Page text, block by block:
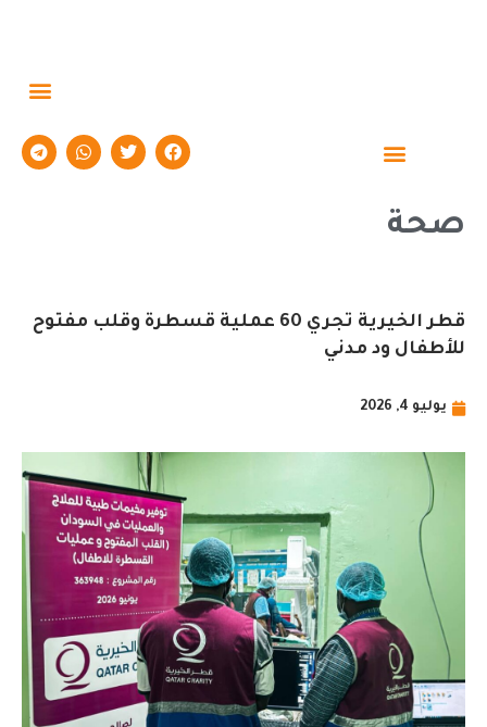
صحة
قطر الخيرية تجري 60 عملية قسطرة وقلب مفتوح
للأطفال ود مدني
يوليو 4, 2026